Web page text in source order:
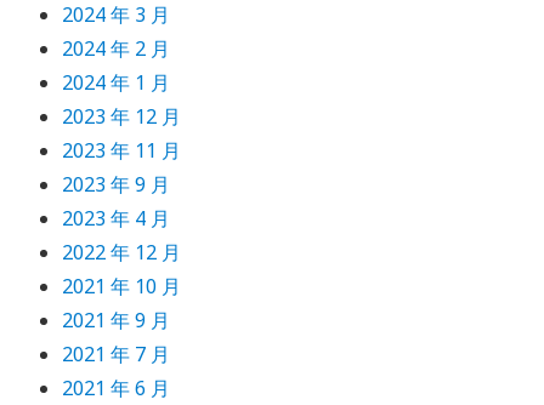
2024 年 3 月
2024 年 2 月
2024 年 1 月
2023 年 12 月
2023 年 11 月
2023 年 9 月
2023 年 4 月
2022 年 12 月
2021 年 10 月
2021 年 9 月
2021 年 7 月
2021 年 6 月